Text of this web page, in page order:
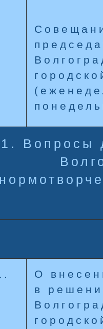
1. Вопросы
О
в